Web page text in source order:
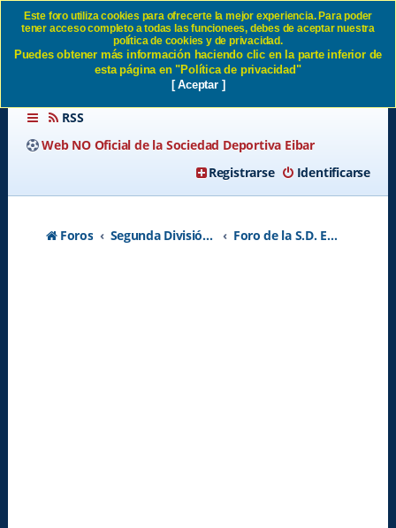
ADIÓS A LA TEMPORADA
DE IMANOL SD Eibar
RSS
Web NO Oficial de la Sociedad Deportiva Eibar
Identificarse
Registrarse
Foros Segunda División A - Temporada 2026-2027 Foro de la S.D. Eibar
Este foro utiliza cookies para ofrecerte la mejor experiencia. Para poder
tener acceso completo a todas las funcionees, debes de aceptar nuestra
política de cookies y de privacidad.
Puedes obtener más información haciendo clic en la parte inferior de
esta página en "Política de privacidad"
[ Aceptar ]